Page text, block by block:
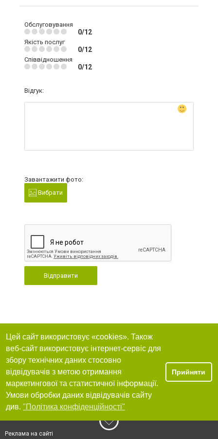
Обслуговування
0/12
Якість послуг
0/12
Співвідношення
0/12
Відгук:
Завантажити фото:
Вибрати
Відправити
Цей сайт використовує «cookies». Також
веб-сайт використовує інтернет-сервіс для
збору технічних даних стосовно
відвідувачів з метою отримання
маркетингової та статистичної інформації.
Умови обробки даних відвідувачів сайту
див. "Політика конфіденційності"
Прийняти
Реклама на сайті